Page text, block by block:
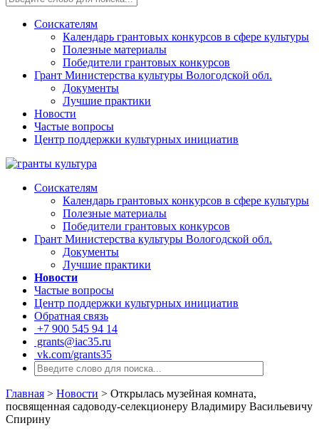
Соискателям
Календарь грантовых конкурсов в сфере культуры
Полезные материалы
Победители грантовых конкурсов
Грант Министерства культуры Вологодской обл.
Документы
Лучшие практики
Новости
Частые вопросы
Центр поддержки культурных инициатив
Соискателям
Календарь грантовых конкурсов в сфере культуры
Полезные материалы
Победители грантовых конкурсов
Грант Министерства культуры Вологодской обл.
Документы
Лучшие практики
Новости
Частые вопросы
Центр поддержки культурных инициатив
Обратная связь
+7 900 545 94 14
grants@iac35.ru
vk.com/grants35
Главная > Новости > Открылась музейная комната,
посвященная садоводу-селекционеру Владимиру Васильевичу
Спирину